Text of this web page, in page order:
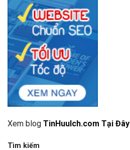
Xem blog TinHuuIch.com Tại Đây
Tìm kiếm